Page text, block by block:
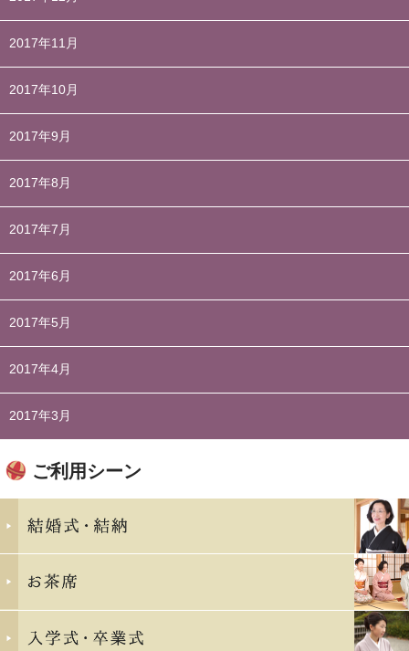
2017年11月
2017年10月
2017年9月
2017年8月
2017年7月
2017年6月
2017年5月
2017年4月
2017年3月
ご利用シーン